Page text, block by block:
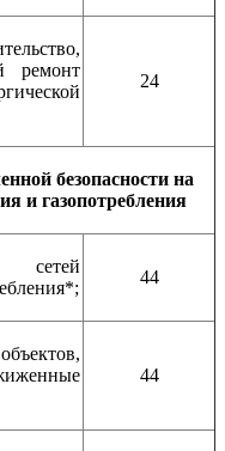
ремонт
24
безопасности на
и газопотребления
сетей
44
44